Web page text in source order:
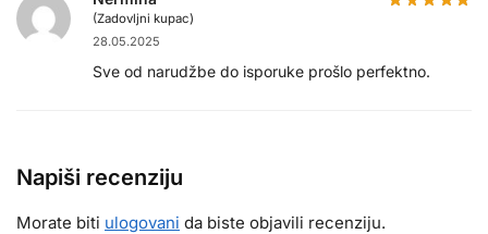
(Zadovljni kupac)
28.05.2025
Sve od narudžbe do isporuke prošlo perfektno.
Napiši recenziju
Morate biti ulogovani da biste objavili recenziju.